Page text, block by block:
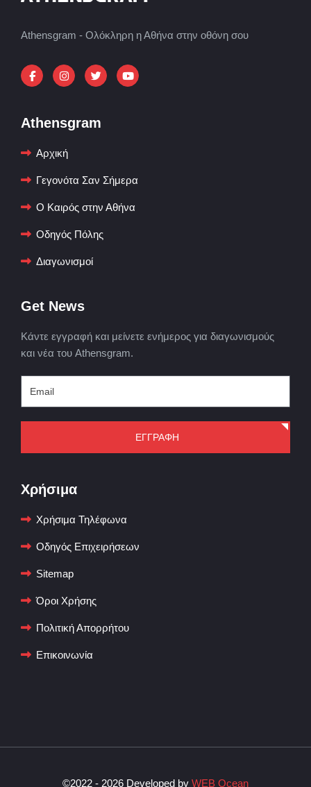
Athensgram - Ολόκληρη η Αθήνα στην οθόνη σου
Athensgram
Αρχική
Γεγονότα Σαν Σήμερα
Ο Καιρός στην Αθήνα
Οδηγός Πόλης
Διαγωνισμοί
Get News
Κάντε εγγραφή και μείνετε ενήμερος για διαγωνισμούς
και νέα του Athensgram.
ΕΓΓΡΑΦΗ
Χρήσιμα
Χρήσιμα Τηλέφωνα
Οδηγός Επιχειρήσεων
Sitemap
Όροι Χρήσης
Πολιτική Απορρήτου
Επικοινωνία
©2022 - 2026 Developed by WEB Ocean